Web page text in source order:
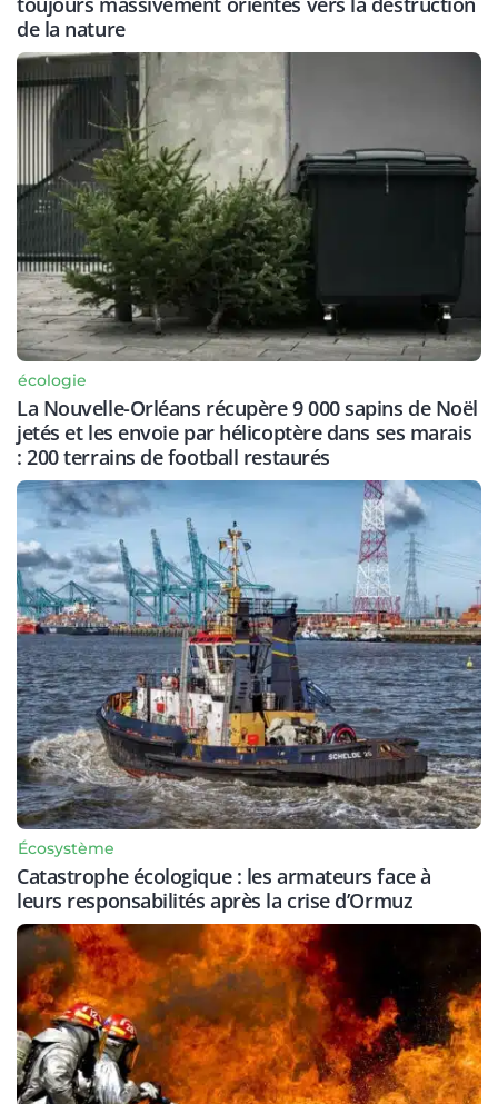
de la nature
écologie
La Nouvelle-Orléans récupère 9 000 sapins de Noël
jetés et les envoie par hélicoptère dans ses marais
: 200 terrains de football restaurés
Écosystème
Catastrophe écologique : les armateurs face à
leurs responsabilités après la crise d’Ormuz